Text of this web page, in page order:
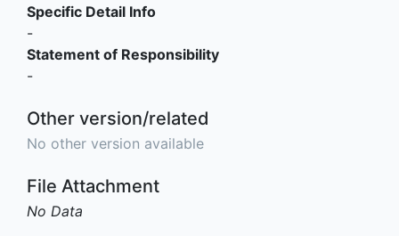
Specific Detail Info
-
Statement of Responsibility
-
Other version/related
No other version available
File Attachment
No Data